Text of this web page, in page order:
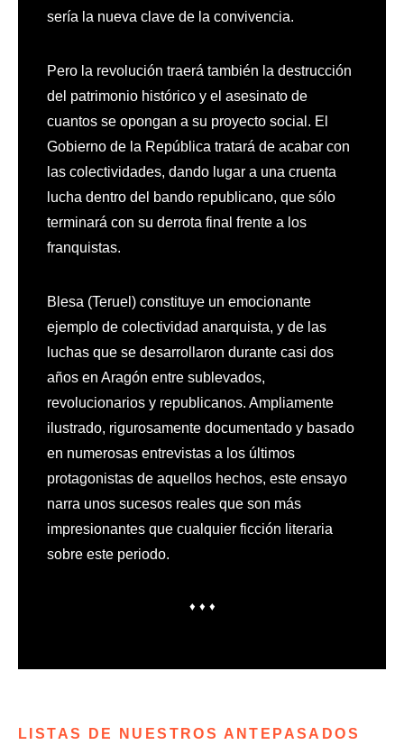
sería la nueva clave de la convivencia.
Pero la revolución traerá también la destrucción
del patrimonio histórico y el asesinato de
cuantos se opongan a su proyecto social. El
Gobierno de la República tratará de acabar con
las colectividades, dando lugar a una cruenta
lucha dentro del bando republicano, que sólo
terminará con su derrota final frente a los
franquistas.
Blesa (Teruel) constituye un emocionante
ejemplo de colectividad anarquista, y de las
luchas que se desarrollaron durante casi dos
años en Aragón entre sublevados,
revolucionarios y republicanos. Ampliamente
ilustrado, rigurosamente documentado y basado
en numerosas entrevistas a los últimos
protagonistas de aquellos hechos, este ensayo
narra unos sucesos reales que son más
impresionantes que cualquier ficción literaria
sobre este periodo.
♦ ♦ ♦
LISTAS DE NUESTROS ANTEPASADOS